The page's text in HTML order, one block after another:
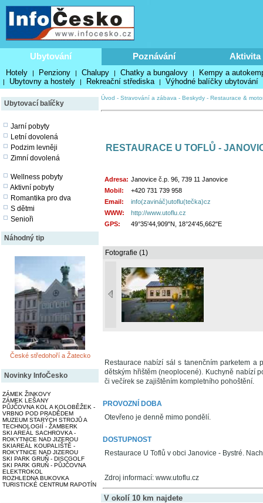
Ubytování Poznávání Aktivita
Hotely | Penziony | Chalupy | Chatky a bungalovy | Kempy a
| Ubytovny a hostely | Rekreační střediska | Výhodné balíčky ubytování
Ubytovací balíčky
Jarní pobyty
Letní dovolená
Podzim levněji
Zimní dovolená
Wellness pobyty
Aktivní pobyty
Romantika pro dva
S dětmi
Senioři
Náhodný tip
České středohoří a Žatecko
Novinky InfoČesko
ZÁMEK ŽINKOVY
ZÁMEK LEŠANY
PŮJČOVNA KOL A KOLOBĚŽEK -
VRBNO POD PRADĚDEM
MUZEUM STARÝCH STROJŮ A
TECHNOLOGIÍ - ŽAMBERK
SKI AREÁL SACHROVKA -
ROKYTNICE NAD JIZEROU
SKIAREÁL KOUPALIŠTĚ -
ROKYTNICE NAD JIZEROU
SKI PARK GRUŇ - DISCGOLF
SKI PARK GRUŇ - PŮJČOVNA
ELEKTROKOL
ROZHLEDNA BUKOVKA
TURISTICKÉ CENTRUM RAPOTÍN
Úvod - Stravování a zábava - Beskydy - Restaurace &
RESTAURACE U TOFLŮ -
Adresa: Janovice č.p. 96, 739 11 Janovice
Mobil:
+420 731 739 958
Email:
info(zavináč)utoflu(tečka)cz
WWW:
http://www.utoflu.cz
GPS:
49°35'44,909"N, 18°24'45,662"E
Fotografie (1)
Restaurace nabízí sál s tanenčním parketem a
dětským hřištěm (neoplocené). Kuchyně nabízí
či večírek se zajištěním kompletního pohoštění.
PROVOZNÍ DOBA
Otevřeno je denně mimo pondělí.
DOSTUPNOST
Restaurace U Toflů v obci Janovice - Bystré.
Zdroj informací: www.utoflu.cz
V okolí 10 km najdete